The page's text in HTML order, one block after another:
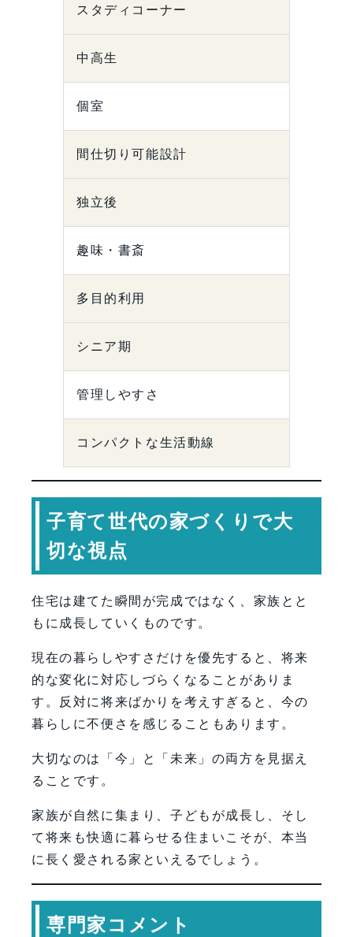
スタディコーナー
中高生
個室
間仕切り可能設計
独立後
趣味・書斎
多目的利用
シニア期
管理しやすさ
コンパクトな生活動線
子育て世代の家づくりで大
切な視点
住宅は建てた瞬間が完成ではなく、家族とと
もに成長していくものです。
現在の暮らしやすさだけを優先すると、将来
的な変化に対応しづらくなることがありま
す。反対に将来ばかりを考えすぎると、今の
暮らしに不便さを感じることもあります。
大切なのは「今」と「未来」の両方を見据え
ることです。
家族が自然に集まり、子どもが成長し、そし
て将来も快適に暮らせる住まいこそが、本当
に長く愛される家といえるでしょう。
専門家コメント